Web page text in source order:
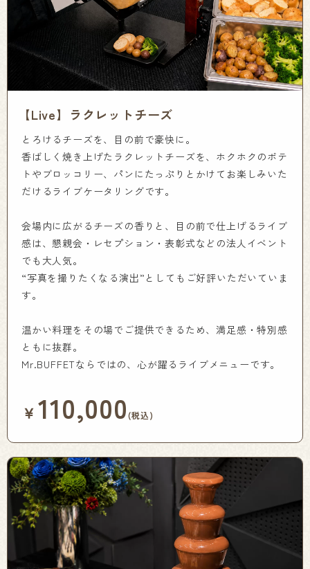
【Live】ラクレットチーズ
とろけるチーズを、目の前で豪快に。
香ばしく焼き上げたラクレットチーズを、ホクホクのポテ
トやブロッコリー、パンにたっぷりとかけてお楽しみいた
だけるライブケータリングです。
会場内に広がるチーズの香りと、目の前で仕上げるライブ
感は、懇親会・レセプション・表彰式などの法人イベント
でも大人気。
“写真を撮りたくなる演出”としてもご好評いただいていま
す。
温かい料理をその場でご提供できるため、満足感・特別感
ともに抜群。
Mr.BUFFETならではの、心が躍るライブメニューです。
￥110,000(税込)